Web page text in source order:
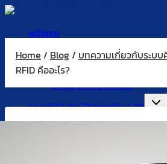
Skip
หน้าแรก
ระบบไม้กั้นอ่านป้ายทะเบียน
ระบบอ่านป้ายทะเบียน
ระบบ LPR ลานจอด
ระบบกล้องอ่านป้ายทะเบียน LPR
สินค้า กล้องอ่านป้ายทะเบียน
Home / Blog/ บทความเกี่ยวกับระบ
RFID คืออะไร?